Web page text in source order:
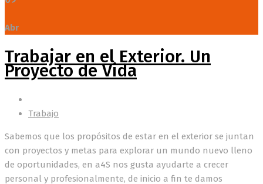
Abr
Trabajar en el Exterior. Un
Proyecto de Vida
Trabajo
Sabemos que los propósitos de estar en el exterior se juntan
con proyectos y metas para explorar un mundo nuevo lleno
de oportunidades, en a4S nos gusta ayudarte a crecer
personal y profesionalmente, de inicio a fin te damos